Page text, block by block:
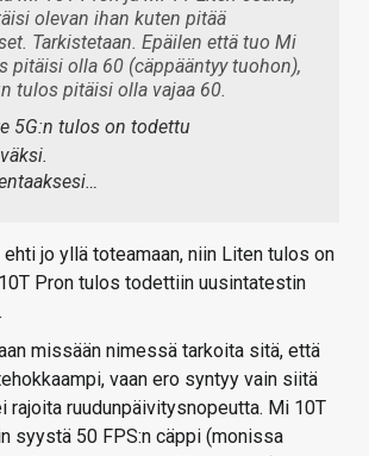
olevan ihan kuten pitää
Tarkistetaan. Epäilen että tuo Mi
pitäisi olla 60 (cäppääntyy tuohon),
tulos pitäisi olla vajaa 60.
5G:n tulos on todettu
ehti jo yllä toteamaan, niin Liten tulos on
Pron tulos todettiin uusintatestin
missään nimessä tarkoita sitä, että
vaan ero syntyy vain siitä
rajoita ruudunpäivitysnopeutta. Mi 10T
syystä 50 FPS:n cäppi (monissa